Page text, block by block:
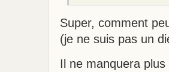
Super, comment
(je ne suis pas un
Il ne manquera